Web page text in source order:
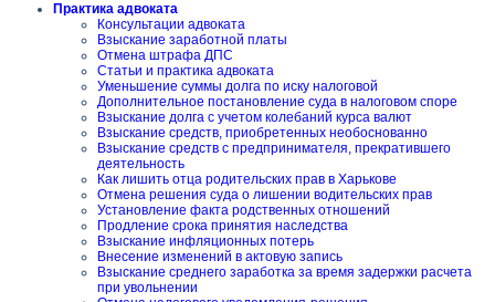
Практика адвоката
Консультации адвоката
Взыскание заработной платы
Отмена штрафа ДПС
Статьи и практика адвоката
Уменьшение суммы долга по иску налоговой
Дополнительное постановление суда в налоговом споре
Взыскание долга с учетом колебаний курса валют
Взыскание средств, приобретенных необоснованно
Взыскание средств с предпринимателя, прекратившего
деятельность
Как лишить отца родительских прав в Харькове
Отмена решения суда о лишении водительских прав
Установление факта родственных отношений
Продление срока принятия наследства
Взыскание инфляционных потерь
Внесение изменений в актовую запись
Взыскание среднего заработка за время задержки расчета
при увольнении